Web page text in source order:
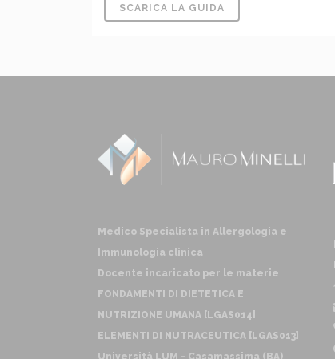
SCARICA LA GUIDA
Medico Specialista in Allergologia e
Immunologia clinica
Docente incaricato per le materie
FONDAMENTI DI DIETETICA E
NUTRIZIONE UMANA [LGAS014]
ELEMENTI DI NUTRACEUTICA [LGAS013]
Università LUM - Casamassima (BA)